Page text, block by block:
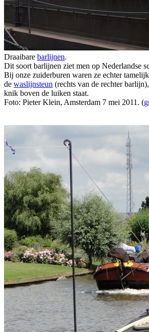
Draaibare barlijnen.
Dit soort barlijnen ziet men op Nederlandse
Bij onze zuiderburen waren ze echter
de waslijnsteun (rechts van de rechter
knik boven de luiken staat.
Foto: Pieter Klein, Amsterdam 7 mei 2011. (